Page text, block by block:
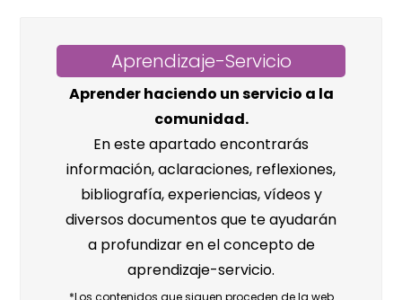
Aprendizaje-Servicio
Aprender haciendo un servicio a la
comunidad.
En este apartado encontrarás
información, aclaraciones, reflexiones,
bibliografía, experiencias, vídeos y
diversos documentos que te ayudarán
a profundizar en el concepto de
aprendizaje-servicio.
*Los contenidos que siguen proceden de la web